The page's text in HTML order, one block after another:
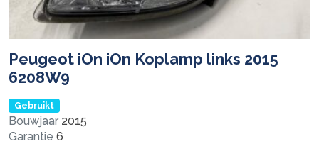
Peugeot iOn iOn Koplamp links 2015
6208W9
Gebruikt
Bouwjaar 2015
Garantie 6